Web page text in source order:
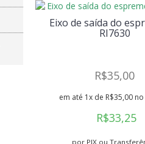
Eixo de saída do
RI7630
R$35,00
em até 1x de R$35,00
R$33,25
por PIX ou